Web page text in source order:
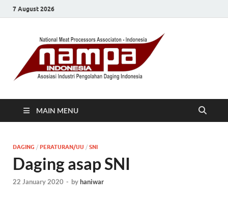
7 August 2026
MAIN MENU
DAGING / PERATURAN/UU / SNI
Daging asap SNI
22 January 2020 - byhaniwar